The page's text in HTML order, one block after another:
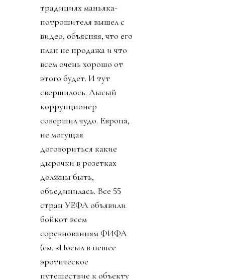
традициях маньяка-
потрошителя вышел с
видео, объясняя, что его
план не продажа и что
всем очень хорошо от
этого будет. И тут
свершилось. Лысый
коррупционер
совершил чудо. Европа,
не могущая
договориться какие
дырочки в розетках
должны быть,
объединилась. Все 55
стран УЕФА объявили
бойкот всем
соревнованиям ФИФА
(см. «Посыл в пешее
эротическое
путешествие к объекту